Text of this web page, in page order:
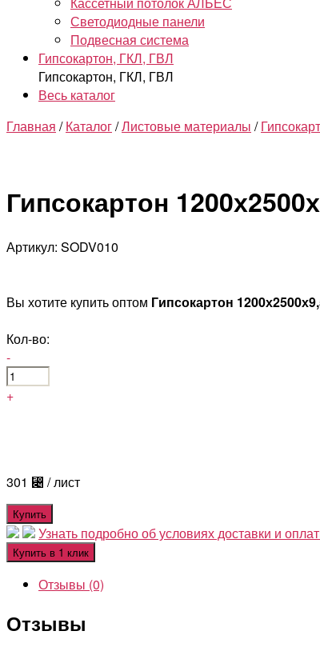
Светодиодные панели
Подвесная система
Гипсокартон, ГКЛ, ГВЛ
Гипсокартон, ГКЛ, ГВЛ
Весь каталог
Главная /Каталог/Листовые материалы /
Гипсокартон
Артикул: SODV010
Вы хотите купить оптом Гипсокартон
Кол-во:
-
+
301 ⃄ / лист
Купить
Узнать подробно об условиях доставки и
Купить в 1 клик
Отзывы (0)
Отзывы